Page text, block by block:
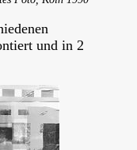
und in 2